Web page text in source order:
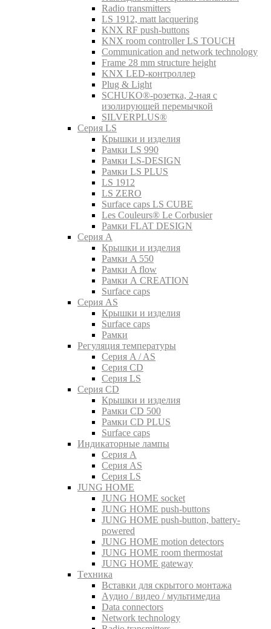
Radio transmitters
LS 1912, matt lacquering
KNX RF push-buttons
KNX room controller LS TOUCH
Communication and network technology
Frame 28 mm structure height
KNX LED-контроллер
Plug & Light
SCHUKO®-розетка, 2-ная с
изолирующей перемычкой
SILVERPLUS®
Серия LS
Крышки и изделия
Рамки LS 990
Рамки LS-DESIGN
Рамки LS PLUS
LS 1912
LS ZERO
Surface caps LS CUBE
Les Couleurs® Le Corbusier
Рамки FLAT DESIGN
Серия A
Крышки и изделия
Рамки A 550
Рамки A flow
Рамки A CREATION
Surface caps
Серия AS
Крышки и изделия
Surface caps
Рамки
Регуляция температуры
Серия A / AS
Серия CD
Серия LS
Серия CD
Крышки и изделия
Рамки CD 500
Рамки CD PLUS
Surface caps
Индикаторные лампы
Серия A
Серия AS
Серия LS
JUNG HOME
JUNG HOME socket
JUNG HOME push-buttons
JUNG HOME push-button, battery-
powered
JUNG HOME motion detectors
JUNG HOME room thermostat
JUNG HOME gateway
Tехника
Вставки для скрытого монтажа
Aудио / видео / мультимедиа
Data connectors
Network technology